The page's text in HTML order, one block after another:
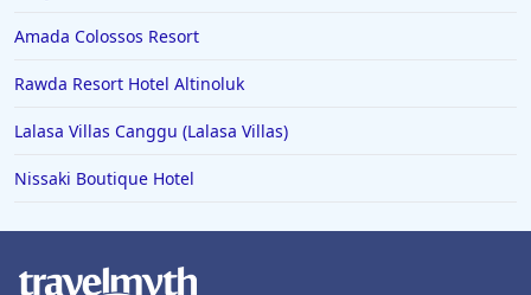
Amada Colossos Resort
Rawda Resort Hotel Altinoluk
Lalasa Villas Canggu (Lalasa Villas)
Nissaki Boutique Hotel